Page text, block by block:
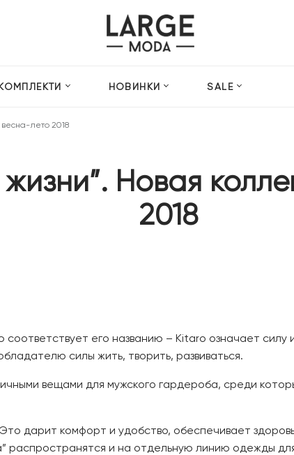
НОВИНКИ SALE
лето 2018
Новая
2018
его названию – Kitaro означает силу
силы жить, творить, развиваться.
вещами для мужского гардероба, среди
дарит комфорт и удобство, обеспечивает
распространятся и на отдельную линию одежды